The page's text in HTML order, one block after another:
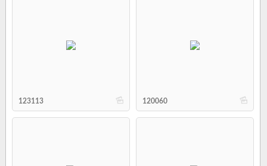
b
123113 b
120060